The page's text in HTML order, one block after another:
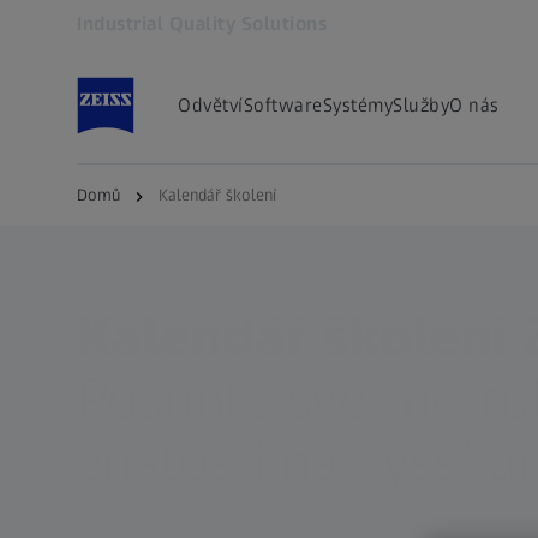
OdvětvíSoftwareSystémySlužbyO nás
Domů Kalendář školení